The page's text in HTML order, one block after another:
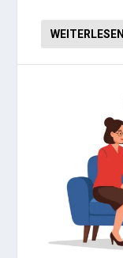
WEITERLESEN